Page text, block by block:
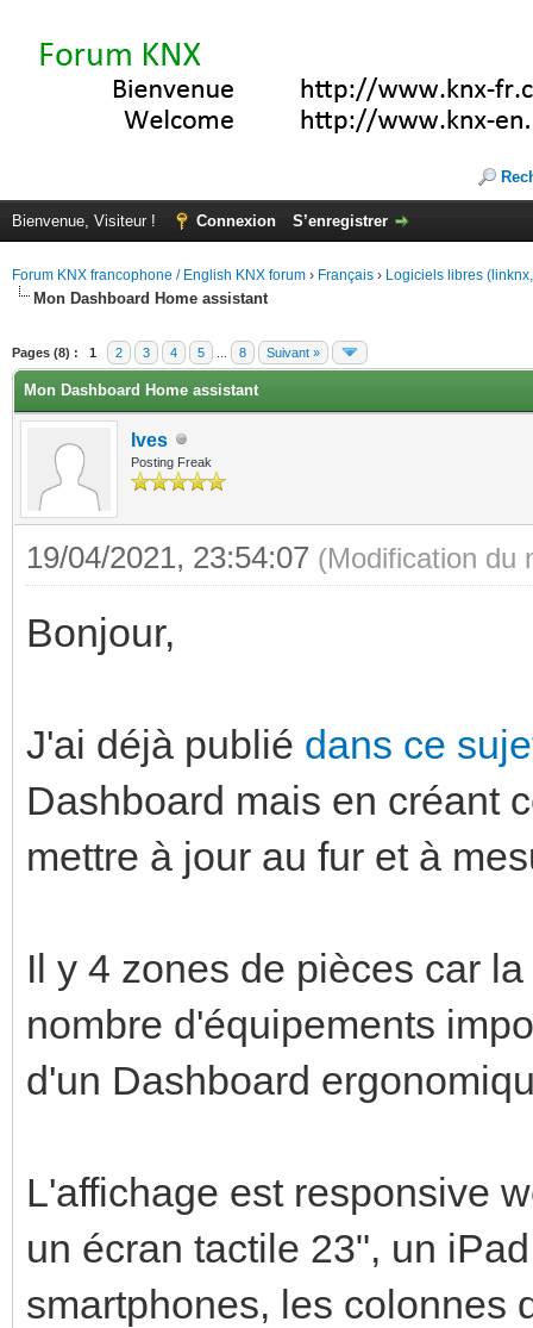
Bienvenue, Visiteur ! Connexion S’enregistrer
Forum KNX francophone / English KNX forum › Français › Logiciels libres
Mon Dashboard Home assistant
Pages (8) : 1 2 3 4 5 8 Suivant »
Mon Dashboard Home assistant
Ives
Posting Freak
19/04/2021, 23:54:07 (Modification du
Bonjour,
J'ai déjà publié dans ce
Dashboard mais en créant
mettre à jour au fur et à
Il y 4 zones de pièces car
nombre d'équipements
d'un Dashboard
L'affichage est responsive
un écran tactile 23", un
smartphones, les colonnes